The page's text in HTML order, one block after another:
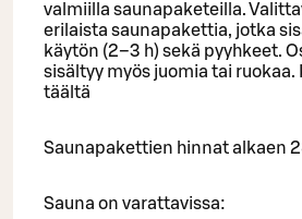
valmiilla saunapaketeilla.
erilaista saunapakettia, jotka
käytön (2–3 h) sekä pyyhkeet.
sisältyy myös juomia tai
täältä
Saunapakettien hinnat alkaen
Sauna on varattavissa: